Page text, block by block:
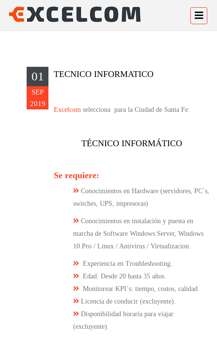
01
SEP
2019
TECNICO INFORMATICO
Excelcom selecciona para la Ciudad de Santa Fe:
TÉCNICO INFORMÁTICO
Se requiere:
Conocimientos en Hardware (servidores, PC´s,
switches, UPS, impresoras)
Conocimientos en instalación y puesta en
marcha de Software Windows Server, Windows
10 Pro / Linux / Antivirus / Virtualizacion.
Experiencia en Troubleshooting.
Edad: Desde 20 hasta 35 años.
Monitorear KPI´s: tiempo, costos, calidad.
Licencia de conducir (excluyente).
Disponibilidad horaria para viajar
(excluyente).